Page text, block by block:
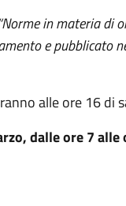
in materia di
e pubblicato
alle ore 16 di
dalle ore 7 alle